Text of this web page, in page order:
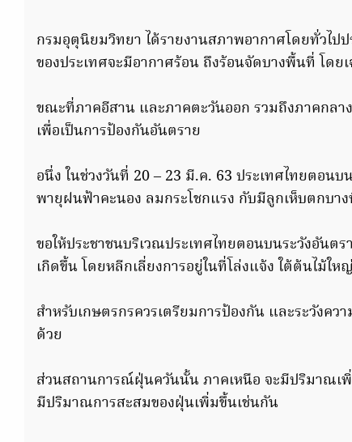
กรมอุตุนิยมวิทยา ได้รายงานสภาพอากาศโดยทั่วไ
ของประเทศจะมีอากาศร้อน ถึงร้อนจัดบางพื้นที่ โด
ขณะที่ภาคอีสาน และภาคตะวันออก รวมถึงภาคกล
เพื่อเป็นการป้องกันอันตราย
อนึ่ง ในช่วงวันที่ 20 – 23 มี.ค. 63 ประเทศไทยตอ
พายุฝนฟ้าคะนอง ลมกระโชกแรง กับมีลูกเห็บตกบา
ขอให้ประชาชนบริเวณประเทศไทยตอนบนระวังอันต
เกิดขึ้น โดยหลีกเลี่ยงการอยู่ในที่โล่งแจ้ง ใต้ต้นไม้
สำหรับเกษตรกรควรเตรียมการป้องกัน และระวังค
ด้วย
ส่วนสถานการณ์ฝุ่นควันนั้น ภาคเหนือ จะมีปริมาณ
มีปริมาณการสะสมของฝุ่นเพิ่มขึ้นเช่นกัน